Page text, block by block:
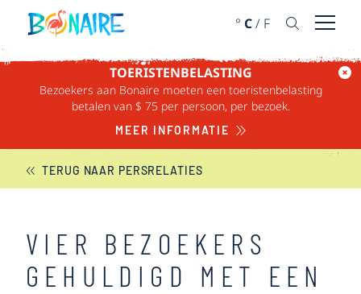
DOORGAAN NAAR ARTIKEL
° C/ F Menu
TOERISTENBELASTING
Bezoekers aan Bonaire moeten een toeristenbelasting
betalen van $ 75 per persoon, per bezoek.
MEER INFORMATIE
BONAIRE NIEUWS
TERUG NAAR PERSRELATIES
VIER BEZOEKERS
GEHULDIGD MET EEN